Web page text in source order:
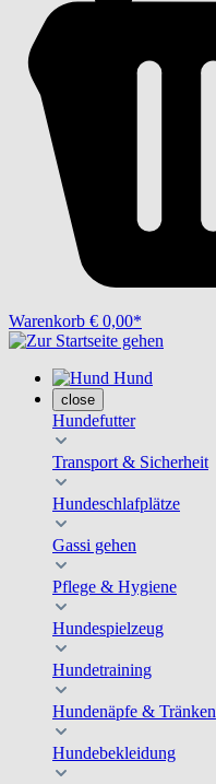
Warenkorb € 0,00*
Hund
close
Hundefutter
Transport & Sicherheit
Hundeschlafplätze
Gassi gehen
Pflege & Hygiene
Hundespielzeug
Hundetraining
Hundenäpfe & Tränken
Hundebekleidung